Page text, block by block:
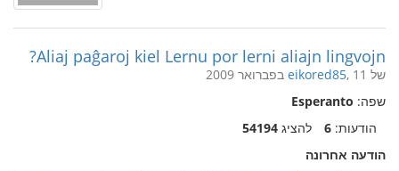
Aliaj paĝaroj kiel Lernu por lerni aliajn lingvojn?
של eikored85, 11 בפברואר 2009
שפה: Esperanto
הודעות: 6 להציג 54194
הודעה אחרונה